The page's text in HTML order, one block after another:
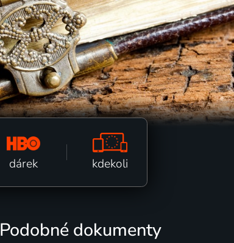
dárek kdekoli
Podobné dokumenty